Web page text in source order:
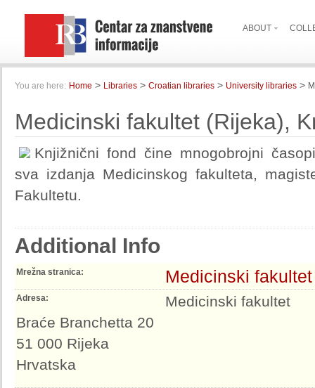
ABOUT
You are here: Home > Libraries > Croatian libraries > University libraries >
Medicinski fakultet (Rijeka),
Knjižnični fond čine mnogobrojni
sva izdanja Medicinskog fakulteta,
Fakultetu.
Additional Info
Mrežna stranica: Medicinski
Adresa:
Medicinski fakultet
Braće Branchetta 20
51 000 Rijeka
Hrvatska